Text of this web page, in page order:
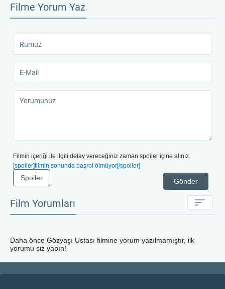
Filme Yorum Yaz
Filmin içeriği ile ilgili detay vereceğiniz zaman spoiler içine alınız.
[spoiler]filmin sonunda başrol ölmüyor[/spoiler]
Gönder
Spoiler
Film Yorumları
Daha önce Gözyaşı Ustası filmine yorum yazılmamıştır, ilk
yorumu siz yapın!